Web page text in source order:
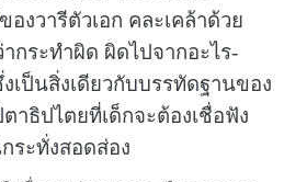
งวารีตัวเอก คละเคล้าด้วย
กระทำผิด ผิดไปจากอะไร-
เป็นสิ่งเดียวกับบรรทัดฐานของ
าธิปไตยที่เด็กจะต้องเชื่อฟัง
ระทั่งสอดส่อง